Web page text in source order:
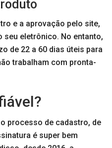
e a aprovação pelo site,
seu eletrônico. No entanto,
de 22 a 60 dias úteis para
trabalham com pronta-
processo de cadastro, de
é super bem